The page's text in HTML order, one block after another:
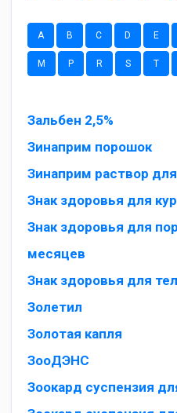
A B C D E
M P R S T
Зальбен 2,5%
Зинаприм порошок
Зинаприм раствор
Знак здоровья для
Знак здоровья для
месяцев
Знак здоровья для
Золетил
Золотая капля
ЗооДЭНС
Зоокард суспензия